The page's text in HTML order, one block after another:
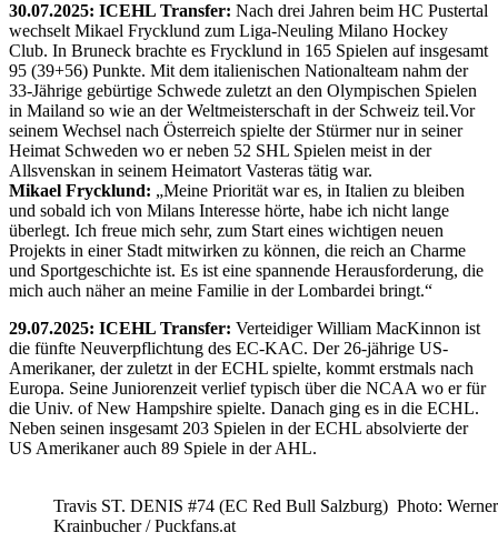
30.07.2025: ICEHL Transfer: Nach drei Jahren beim HC Pustertal
wechselt Mikael Frycklund zum Liga-Neuling Milano Hockey
Club. In Bruneck brachte es Frycklund in 165 Spielen auf insgesamt
95 (39+56) Punkte. Mit dem italienischen Nationalteam nahm der
33-Jährige gebürtige Schwede zuletzt an den Olympischen Spielen
in Mailand so wie an der Weltmeisterschaft in der Schweiz teil.Vor
seinem Wechsel nach Österreich spielte der Stürmer nur in seiner
Heimat Schweden wo er neben 52 SHL Spielen meist in der
Allsvenskan in seinem Heimatort Vasteras tätig war.
Mikael Frycklund: „Meine Priorität war es, in Italien zu bleiben
und sobald ich von Milans Interesse hörte, habe ich nicht lange
überlegt. Ich freue mich sehr, zum Start eines wichtigen neuen
Projekts in einer Stadt mitwirken zu können, die reich an Charme
und Sportgeschichte ist. Es ist eine spannende Herausforderung, die
mich auch näher an meine Familie in der Lombardei bringt.“
29.07.2025: ICEHL Transfer: Verteidiger William MacKinnon ist
die fünfte Neuverpflichtung des EC-KAC. Der 26-jährige US-
Amerikaner, der zuletzt in der ECHL spielte, kommt erstmals nach
Europa. Seine Juniorenzeit verlief typisch über die NCAA wo er für
die Univ. of New Hampshire spielte. Danach ging es in die ECHL.
Neben seinen insgesamt 203 Spielen in der ECHL absolvierte der
US Amerikaner auch 89 Spiele in der AHL.
Travis ST. DENIS #74 (EC Red Bull Salzburg) Photo: Werner
Krainbucher / Puckfans.at